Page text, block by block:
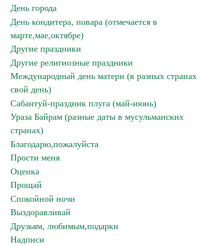
День города
День кондитера, повара (отмечается в
марте,мае,октябре)
Другие праздники
Другие религиозные праздники
Международный день матери (в разных странах
свой день)
Сабантуй-праздник плуга (май-июнь)
Ураза Байрам (разные даты в мусульманских
странах)
Благодарю,пожалуйста
Прости меня
Оценка
Прощай
Спокойной ночи
Выздоравливай
Друзьям, любимым,подарки
Надписи